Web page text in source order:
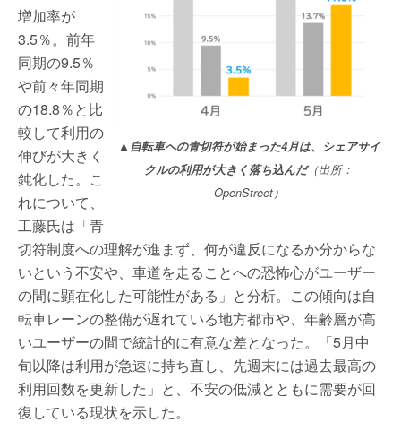
▲自転車への青切符が始まった4月は、シェアサイ
クルの利用が大きく落ち込んだ（出所：
OpenStreet）
増加率が
3.5％。前年
同期の9.5％
や前々年同期
の18.8％と比
較して利用の
伸びが大きく
鈍化した。こ
れについて、
工藤氏は「青
切符制度への理解が進まず、何が違反になるか分からな
いという不安や、車道を走ることへの恐怖心がユーザー
の間に顕在化した可能性がある」と分析。この傾向は自
転車レーンの整備が遅れている地方都市や、年齢層が高
いユーザーの間で統計的に有意な差となった。「5月中
旬以降は利用が急速に持ち直し、先週末には過去最高の
利用回数を更新した」と、不安の低減とともに需要が回
復している現状を示した。